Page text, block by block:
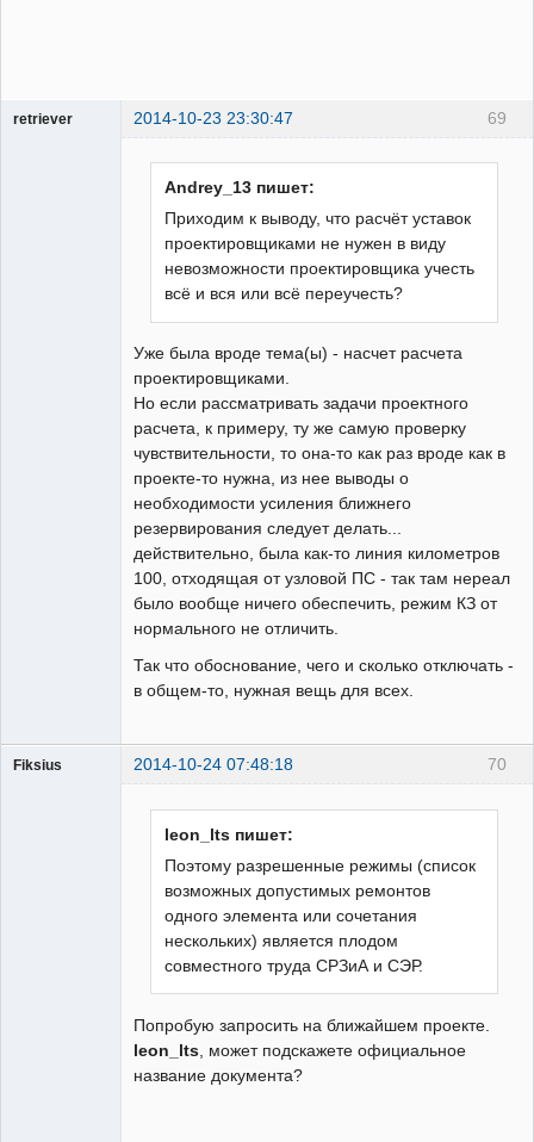
69
retriever 2014-10-23 23:30:47
Andrey_13 пишет:
Приходим к выводу, что расчёт уставок
проектировщиками не нужен в виду
невозможности проектировщика учесть
всё и вся или всё переучесть?
Уже была вроде тема(ы) - насчет расчета
проектировщиками.
Но если рассматривать задачи проектного
расчета, к примеру, ту же самую проверку
чувствительности, то она-то как раз вроде как в
проекте-то нужна, из нее выводы о
необходимости усиления ближнего
резервирования следует делать...
действительно, была как-то линия километров
100, отходящая от узловой ПС - так там нереал
было вообще ничего обеспечить, режим КЗ от
нормального не отличить.
Так что обоснование, чего и сколько отключать -
в общем-то, нужная вещь для всех.
70
Fiksius 2014-10-24 07:48:18
leon_lts пишет:
Поэтому разрешенные режимы (список
возможных допустимых ремонтов
одного элемента или сочетания
нескольких) является плодом
совместного труда СРЗиА и СЭР.
Попробую запросить на ближайшем проекте.
leon_lts , может подскажете официальное
название документа?